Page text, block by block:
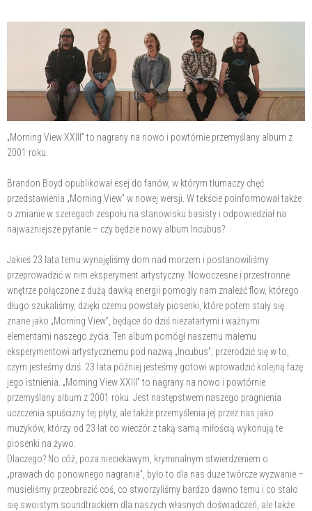
„Morning View XXIII” to nagrany na nowo i powtórnie przemyślany album z
2001 roku.
Brandon Boyd opublikował esej do fanów, w którym tłumaczy chęć
przedstawienia „Morning View” w nowej wersji. W tekście poinformował także
o zmianie w szeregach zespołu na stanowisku basisty i odpowiedział na
najważniejsze pytanie – czy będzie nowy album Incubus?
Jakieś 23 lata temu wynajęliśmy dom nad morzem i postanowiliśmy
przeprowadzić w nim eksperyment artystyczny. Nowoczesne i przestronne
wnętrze połączone z dużą dawką energii pomogły nam znaleźć flow, którego
długo szukaliśmy, dzięki czemu powstały piosenki, które potem stały się
znane jako „Morning View”, będące do dziś niezatartymi i ważnymi
elementami naszego życia. Ten album pomógł naszemu małemu
eksperymentowi artystycznemu pod nazwą „Incubus”, przerodzić się w to,
czym jesteśmy dziś. 23 lata później jesteśmy gotowi wprowadzić kolejną fazę
jego istnienia. „Morning View XXIII” to nagrany na nowo i powtórnie
przemyślany album z 2001 roku. Jest następstwem naszego pragnienia
uczczenia spuścizny tej płyty, ale także przemyślenia jej przez nas jako
muzyków, którzy od 23 lat co wieczór z taką samą miłością wykonują te
piosenki na żywo.
Dlaczego? No cóż, poza nieciekawym, kryminalnym stwierdzeniem o
„prawach do ponownego nagrania”, było to dla nas duże twórcze wyzwanie –
musieliśmy przeobrazić coś, co stworzyliśmy bardzo dawno temu i co stało
się swoistym soundtrackiem dla naszych własnych doświadczeń, ale także